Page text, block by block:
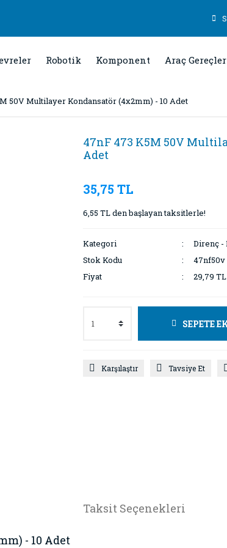
Robotik Komponent Araç Gereçler
50V Multilayer Kondansatör (4x2mm) - 10 Adet
47nF 473 K5M 50V
Adet
35,75 TL
6,55 TL den başlayan taksitlerle!
Kategori
Direnç -
Stok Kodu
47nf50v
Fiyat
29,79
SEPETE
Karşılaştır Tavsiye Et
Taksit Seçenekleri
- 10 Adet